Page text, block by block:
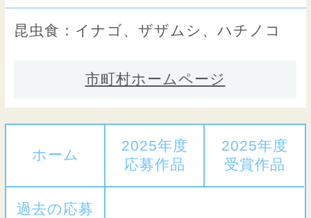
昆虫食：イナゴ、ザザムシ、ハチノコ
市町村ホームページ
ホーム
2025年度
応募作品
2025年度
受賞作品
過去の応募